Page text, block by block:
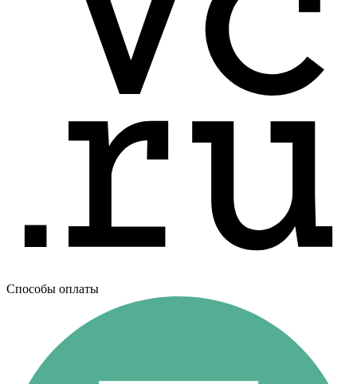
Способы оплаты